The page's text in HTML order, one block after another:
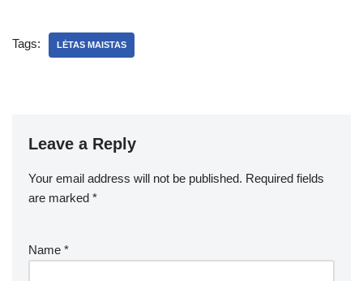
Tags: LĖTAS MAISTAS
Leave a Reply
Your email address will not be published. Required fields
are marked *
Name *